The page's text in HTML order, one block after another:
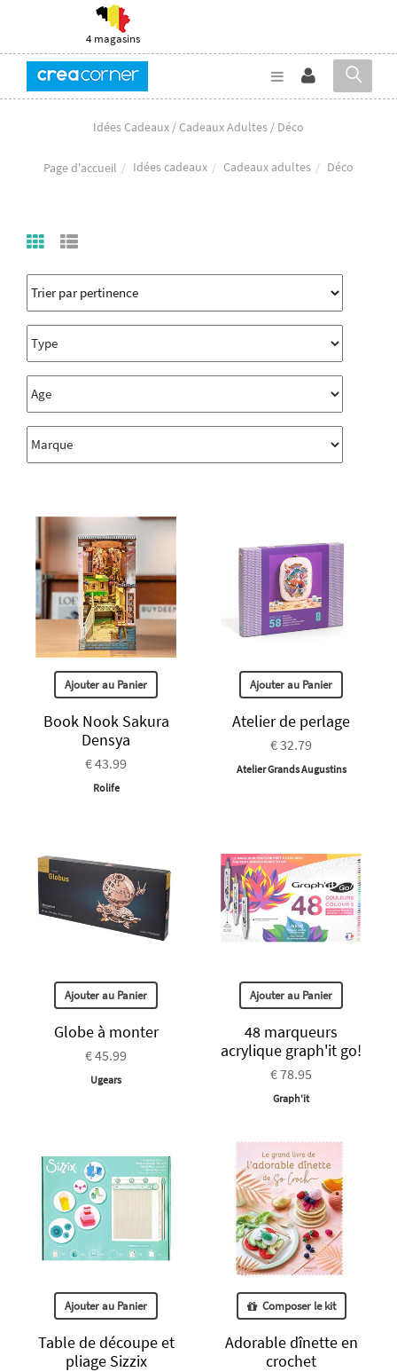
4 magasins
Idées Cadeaux / Cadeaux Adultes / Déco
Page d'accueil Idées cadeaux Cadeaux adultes Déco
Ajouter au Panier
Book Nook Sakura
Densya
€ 43.99
Rolife
Ajouter au Panier
Atelier de perlage
€ 32.79
Atelier Grands Augustins
Ajouter au Panier
Globe à monter
€ 45.99
Ugears
Ajouter au Panier
48 marqueurs
acrylique graph'it go!
€ 78.95
Graph'it
Ajouter au Panier
Table de découpe et
pliage Sizzix
Composer le kit
Adorable dînette en
crochet